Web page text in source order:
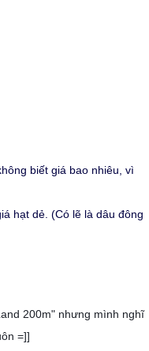
biết giá bao nhiêu, vì
hạt dẻ. (Có lẽ là dâu đông
200m" nhưng mình nghĩ
=]]